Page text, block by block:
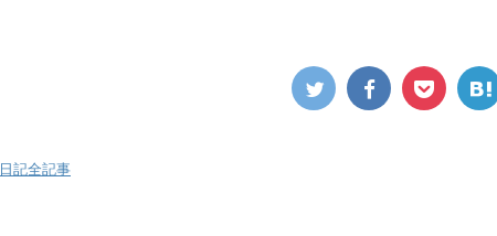
日記全記事